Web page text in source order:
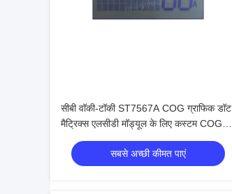
सीबी वॉकी-टॉकी ST7567A COG ग्राफिक डॉट
मैट्रिक्स एलसीडी मॉड्यूल के लिए कस्टम COG
एलसीडी मॉड्यूल
सबसे अच्छी कीमत पाएं